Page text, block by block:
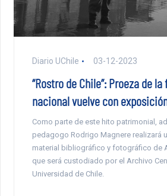
Diario UChile 03-12-2023
“Rostro de Chile”: Proeza de
nacional vuelve con
Como parte de este hito patrimonial,
pedagogo Rodrigo Magnere realizará
material bibliográfico y fotográfico de
que será custodiado por el Archivo
Universidad de Chile.